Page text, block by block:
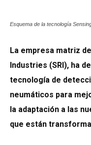
Esquema de la tecnología
La empresa matriz
Industries (SRI), ha
tecnología de
neumáticos para
la adaptación a las
que están